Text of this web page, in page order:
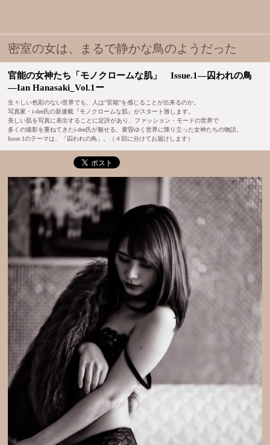
密室の女は、まるで静かな鳥のようだった
官能の女神たち「モノクロームな肌」 Issue.1―囚われの鳥
―Ian Hanasaki_Vol.1ー
生々しい色彩のない世界でも、人は"官能"を感じることが出来るのか。
写真家・i-dee氏の新連載『モノクロームな肌』がスタート致します。
美しい肌を写真に表出することに定評があり、ファッション・モードの世界で
多くの撮影を重ねてきたi-dee氏が魅せる、黄昏ゆく世界に降り立った女神たちの物語。
Issue.1のテーマは、「囚われの鳥」。（４回に分けてお届けします）